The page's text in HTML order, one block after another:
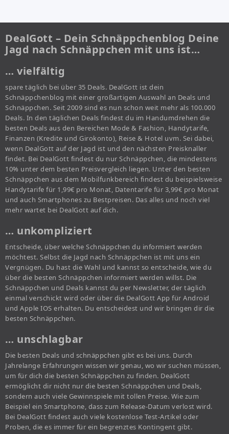
DealGott – Dein Schnäppchenblog Deine
Jagd nach Schnäppchen mit uns ist…
… vielfältig
spare täglich bei über 35 Deals. DealGott ist dein
Schnäppchenblog mit einer großartigen Auswahl an Deals und
Schnäppchen. Seit 2009 sind es nun schon weit mehr als 100.000
Deals. In den täglichen Deals findest du im Handumdrehen die
besten Deals aus den Bereichen Mode & Fashion, Handytarife,
Finanzen (Kredite und Girokonto), Reise & Hotel uvm. Sei dabei,
wenn DealGott auf der Jagd ist und den nächsten Preisknaller
findet. Bei DealGott findest du nur Schnäppchen, die mindestens
10% unter dem besten Preisvergleich liegen. Unter den besten
Schnäppchen aus dem Mobilfunkbereich findest du beispielsweise
Handytarife für 1,99€ pro Monat, Datentarife für 3,99€ pro Monat
und auch Smartphones zu Bestpreisen. Das alles und noch viel
mehr wartet bei DealGott auf dich.
… unkompliziert
Entscheide, über welche Schnäppchen du informiert werden
möchtest. Selbst die Jagd nach Schnäppchen ist mit uns ein
Vergnügen. Du hast die Wahl und kannst so entscheide, wie du
über die besten Schnäppchen informiert werden willst. Die
Schnäppchen und Deals kannst du per Newsletter, der täglich
einmal verschickt wird oder über die DealGott App für Android
und Apple IOS erhalten. Du entscheidest und wir bringen dir die
besten Schnäppchen.
… unschlagbar
Die besten Deals und schnäppchen gibt es bei uns. Durch
Jahrelange Erfahrungen wissen wir genau, wo wir suchen müssen,
um für dich die besten Schnäppchen zu finden. DealGott
ermöglicht dir nicht nur die besten Schnäppchen und Deals,
sondern auch viele Gewinnspiele mit tollen Preise. Wie zum
Beispiel ein Smartphone, dass zum Release-Datum verlost wird.
Bei DealGott findest auch viele kostenlose Test-Artikel oder
Proben, die es immer für ein begrenztes Kontingent gibt.